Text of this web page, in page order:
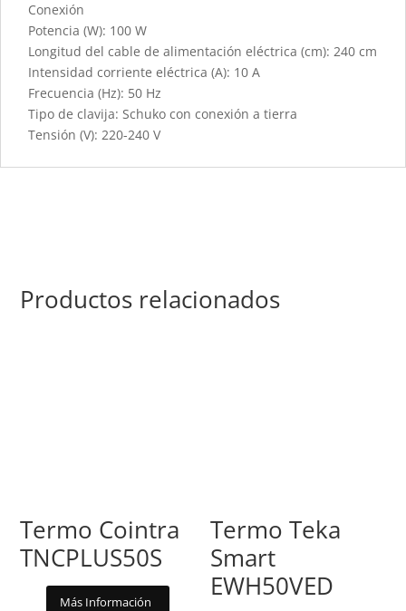
Conexión
Potencia (W): 100 W
Longitud del cable de alimentación eléctrica (cm): 240 cm
Intensidad corriente eléctrica (A): 10 A
Frecuencia (Hz): 50 Hz
Tipo de clavija: Schuko con conexión a tierra
Tensión (V): 220-240 V
Productos relacionados
Termo Cointra
TNCPLUS50S
Más Información
Termo Teka
Smart
EWH50VED